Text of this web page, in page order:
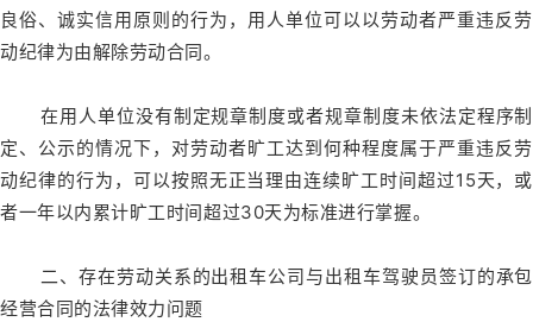
良俗、诚实信用原则的行为，用人单位可以以劳动者严重违反劳
动纪律为由解除劳动合同。
在用人单位没有制定规章制度或者规章制度未依法定程序制
定、公示的情况下，对劳动者旷工达到何种程度属于严重违反劳
动纪律的行为，可以按照无正当理由连续旷工时间超过15天，或
者一年以内累计旷工时间超过30天为标准进行掌握。
二、存在劳动关系的出租车公司与出租车驾驶员签订的承包
经营合同的法律效力问题